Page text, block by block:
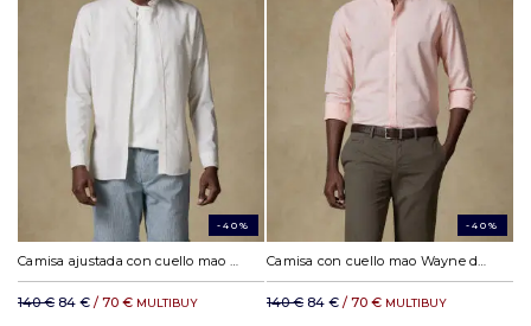
-40%
Camisa ajustada con cuello mao Wayne de lino color arena
140 € 84 € / 70 € MULTIBUY
-40%
Camisa con cuello mao Wayne de lino naranja
140 € 84 € / 70 € MULTIBUY